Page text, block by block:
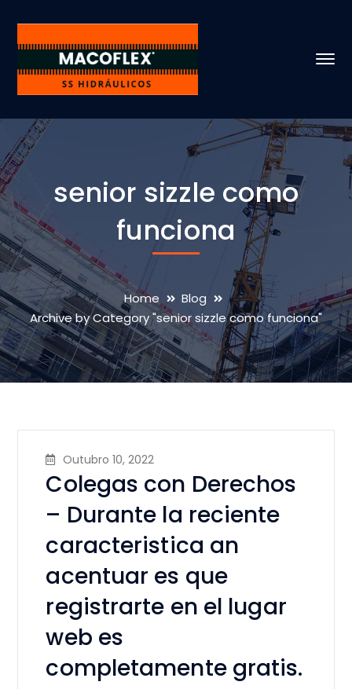
senior sizzle como
funciona
Home
Blog
Archive by Category "senior sizzle como funciona"
Outubro 10, 2022
Colegas con Derechos
– Durante la reciente
caracteristica an
acentuar es que
registrarte en el lugar
web es
completamente gratis.